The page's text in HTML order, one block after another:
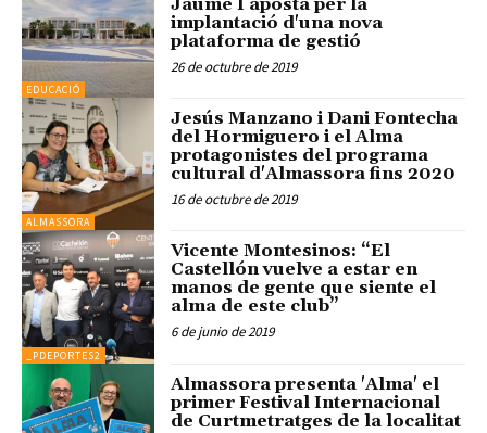
EDUCACIÓ
implantació d'una nova
plataforma de gestió
26 de octubre de 2019
ALMASSORA
Jesús Manzano i Dani Fontecha
del Hormiguero i el Alma
protagonistes del programa
cultural d'Almassora fins 2020
16 de octubre de 2019
_PDEPORTES2
Vicente Montesinos: “El
Castellón vuelve a estar en
manos de gente que siente el
alma de este club”
6 de junio de 2019
Almassora presenta 'Alma' el
primer Festival Internacional
de Curtmetratges de la localitat